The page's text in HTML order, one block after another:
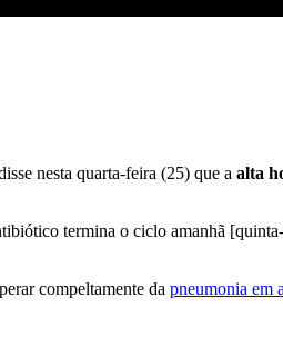
nesta quarta-feira (25) que a alta
termina o ciclo amanhã
compeltamente da pneumonia em